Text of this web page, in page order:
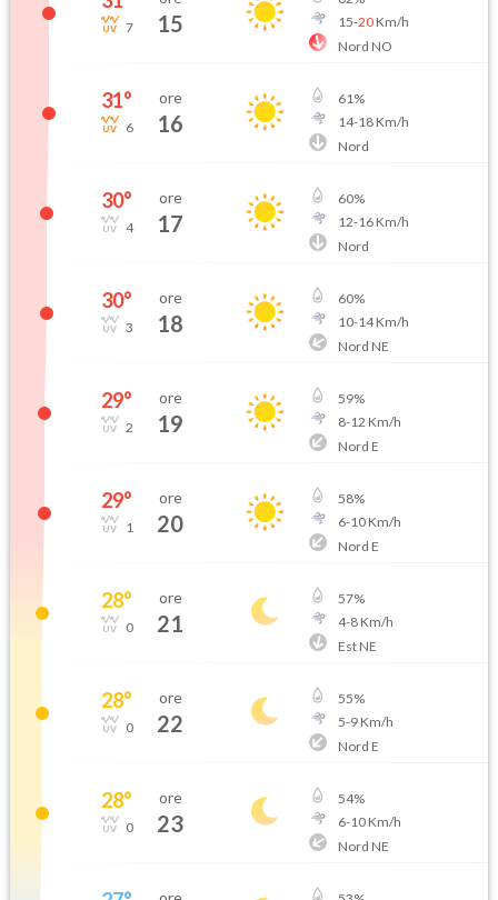
7 15
15-20Km/h
Nord NO
31°
6
ore
16
61%
14-18Km/h
Nord
30°
4
ore
17
60%
12-16Km/h
Nord
30°
3
ore
18
60%
10-14Km/h
Nord NE
29°
2
ore
19
59%
8-12 Km/h
Nord E
29°
1
ore
20
58%
6-10Km/h
Nord E
28°
0
ore
21
57%
4-8Km/h
Est NE
28°
0
ore
22
55%
5-9Km/h
Nord E
28°
0
ore
23
54%
6-10Km/h
Nord NE